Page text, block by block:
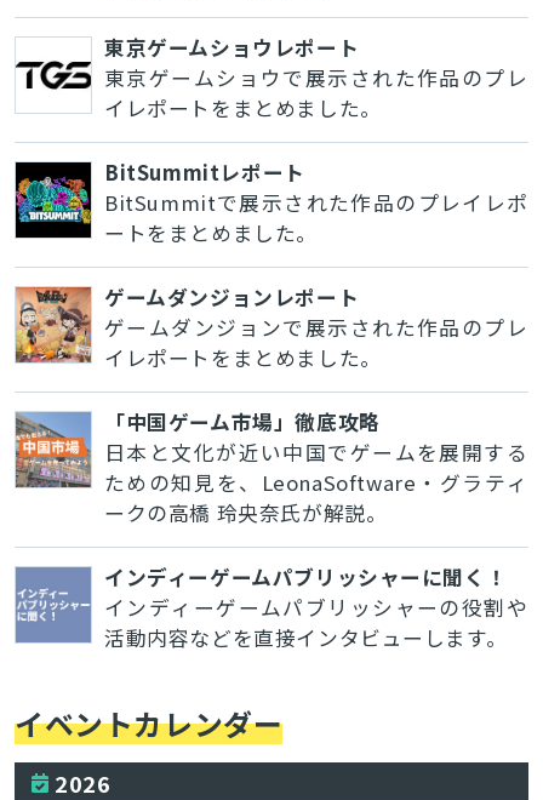
東京ゲームショウレポート
東京ゲームショウで展示された作品のプレ
イレポートをまとめました。
BitSummitレポート
BitSummitで展示された作品のプレイレポ
ートをまとめました。
ゲームダンジョンレポート
ゲームダンジョンで展示された作品のプレ
イレポートをまとめました。
「中国ゲーム市場」徹底攻略
日本と文化が近い中国でゲームを展開する
ための知見を、LeonaSoftware・グラティ
ークの高橋 玲央奈氏が解説。
インディーゲームパブリッシャーに聞く！
インディーゲームパブリッシャーの役割や
活動内容などを直接インタビューします。
イベントカレンダー
2026